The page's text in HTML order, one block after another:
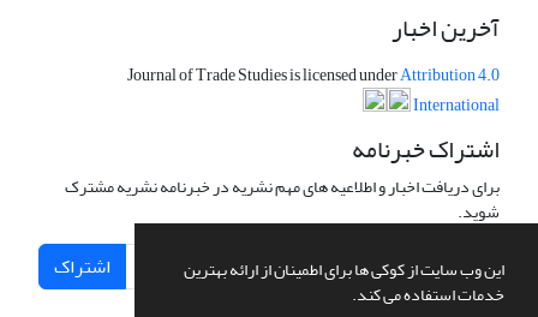
این وب سایت از کوکی ها برای اطمینان از ارائه بهترین
خدمات استفاده می کند.
آخرین اخبار
Journal of Trade Studies is licensed underAttribution 4.0
International
اشتراک خبرنامه
برای دریافت اخبار و اطلاعیه های مهم نشریه در خبرنامه نشریه مشترک
شوید.
اشتراک